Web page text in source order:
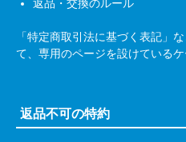
返品・交換のルール
「特定商取引法に基づく表記」
て、専用のページを設けているケ
返品不可の特約